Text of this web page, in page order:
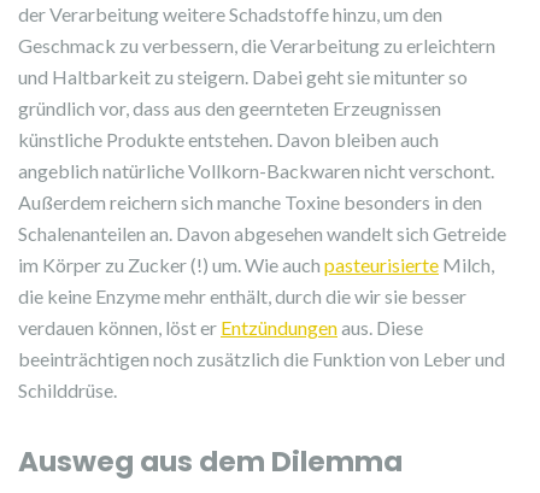
der Verarbeitung weitere Schadstoffe hinzu, um den
Geschmack zu verbessern, die Verarbeitung zu erleichtern
und Haltbarkeit zu steigern. Dabei geht sie mitunter so
gründlich vor, dass aus den geernteten Erzeugnissen
künstliche Produkte entstehen. Davon bleiben auch
angeblich natürliche Vollkorn-Backwaren nicht verschont.
Außerdem reichern sich manche Toxine besonders in den
Schalenanteilen an. Davon abgesehen wandelt sich Getreide
im Körper zu Zucker (!) um. Wie auch pasteurisierte Milch,
die keine Enzyme mehr enthält, durch die wir sie besser
verdauen können, löst er Entzündungenaus. Diese
beeinträchtigen noch zusätzlich die Funktion von Leber und
Schilddrüse.
Ausweg aus dem Dilemma